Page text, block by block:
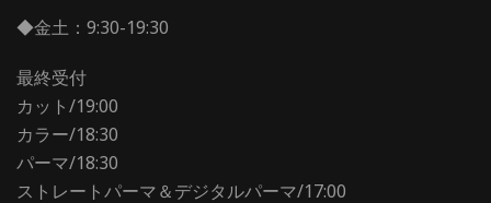
◆金土：9:30-19:30
最終受付
カット/19:00
カラー/18:30
パーマ/18:30
ストレートパーマ＆デジタルパーマ/17:00